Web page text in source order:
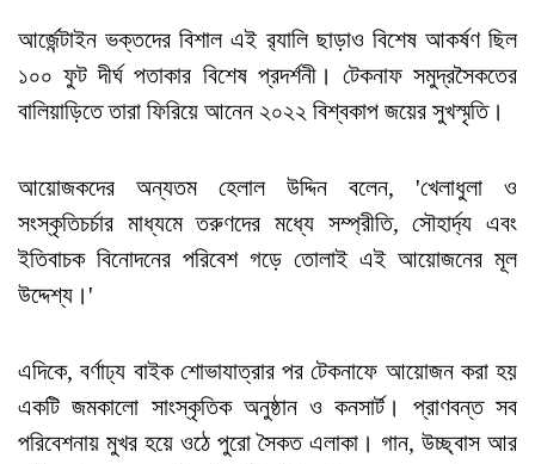
আর্জেন্টাইন ভক্তদের বিশাল এই র‍্যালি ছাড়াও বিশেষ আকর্ষণ ছিল
১০০ ফুট দীর্ঘ পতাকার বিশেষ প্রদর্শনী। টেকনাফ সমুদ্রসৈকতের
বালিয়াড়িতে তারা ফিরিয়ে আনেন ২০২২ বিশ্বকাপ জয়ের সুখস্মৃতি।
আয়োজকদের অন্যতম হেলাল উদ্দিন বলেন, 'খেলাধুলা ও
সংস্কৃতিচর্চার মাধ্যমে তরুণদের মধ্যে সম্প্রীতি, সৌহার্দ্য এবং
ইতিবাচক বিনোদনের পরিবেশ গড়ে তোলাই এই আয়োজনের মূল
উদ্দেশ্য।'
এদিকে, বর্ণাঢ্য বাইক শোভাযাত্রার পর টেকনাফে আয়োজন করা হয়
একটি জমকালো সাংস্কৃতিক অনুষ্ঠান ও কনসার্ট। প্রাণবন্ত সব
পরিবেশনায় মুখর হয়ে ওঠে পুরো সৈকত এলাকা। গান, উচ্ছ্বাস আর